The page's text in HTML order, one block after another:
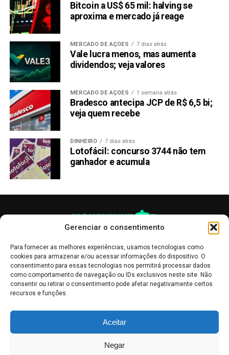
Gerenciar o consentimento
Para fornecer as melhores experiências, usamos tecnologias como
cookies para armazenar e/ou acessar informações do dispositivo. O
consentimento para essas tecnologias nos permitirá processar dados
como comportamento de navegação ou IDs exclusivos neste site. Não
consentir ou retirar o consentimento pode afetar negativamente certos
recursos e funções.
Aceitar
Negar
Bitcoin a US$ 65 mil: halving se
aproxima e mercado já reage
MERCADO DE AÇÕES 7 dias atrás
Vale lucra menos, mas aumenta
dividendos; veja valores
MERCADO DE AÇÕES 1 semana atrás
Bradesco antecipa JCP de R$ 6,5 bi;
veja quem recebe
DINHEIRO 7 dias atrás
Lotofácil: concurso 3744 não tem
ganhador e acumula
informativo, servindo como boletins de divulgação, e não devem ser
interpretadas como recomendações de investimento.Leia mais
Bolsa de Valores